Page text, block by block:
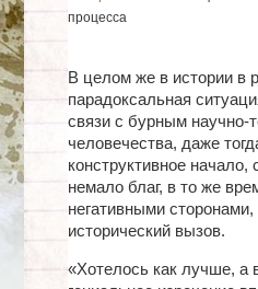
процесса
В целом же в истории в
парадоксальная
связи с бурным научно-
человечества, даже
конструктивное
немало благ, в то же
негативными
исторический вызов.
«Хотелось как лучше, а